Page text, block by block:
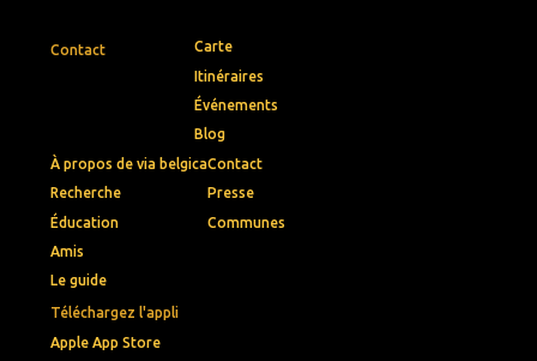
Contact
Téléchargez l'appli
Apple App Store
Carte
Itinéraires
Événements
Blog
À propos de via belgica
Recherche
Éducation
Amis
Le guide
Contact
Presse
Communes